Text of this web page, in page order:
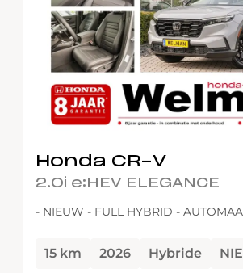
Honda CR-V
2.0i e:HEV ELEGANCE
- NIEUW - FULL HYBRID -
15 km 2026 Hybride